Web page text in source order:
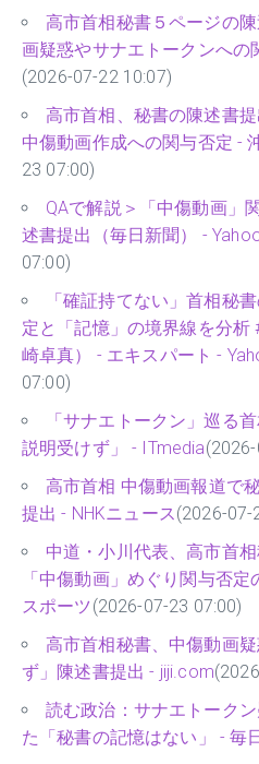
高市首相秘書５ページの
画疑惑やサナエトークンへの
(2026-07-22 10:07)
高市首相、秘書の陳述書
中傷動画作成への関与否定 -
23 07:00)
QAで解説＞「中傷動画」
述書提出（毎日新聞） -
07:00)
「確証持てない」首相秘
定と「記憶」の境界線を分析
崎卓真） - エキスパート -
07:00)
「サナエトークン」巡る
説明受けず」 - ITmedia
高市首相 中傷動画報道で
提出 - NHKニュース(2026-07-
中道・小川代表、高市首
「中傷動画」めぐり関与否
スポーツ(2026-07-23 07:00)
高市首相秘書、中傷動画
ず」陳述書提出 - jiji.com
読む政治：サナエトーク
た「秘書の記憶はない」 - 毎